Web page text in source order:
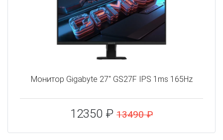
Монитор Gigabyte 27" GS27F IPS 1ms 165Hz
12350 ₽ 13490 ₽